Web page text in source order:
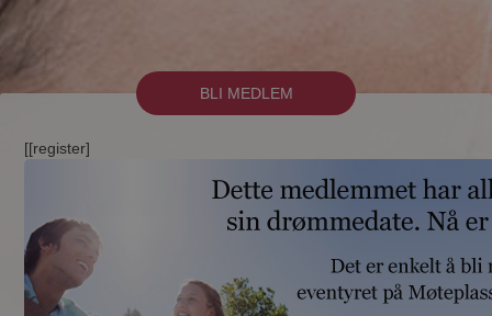
BLI MEDLEM
[[register]